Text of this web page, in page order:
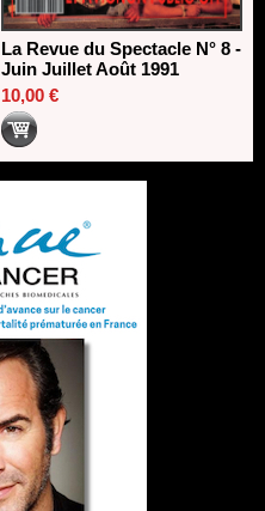
La Revue du Spectacle N° 8 -
Juin Juillet Août 1991
10,00 €